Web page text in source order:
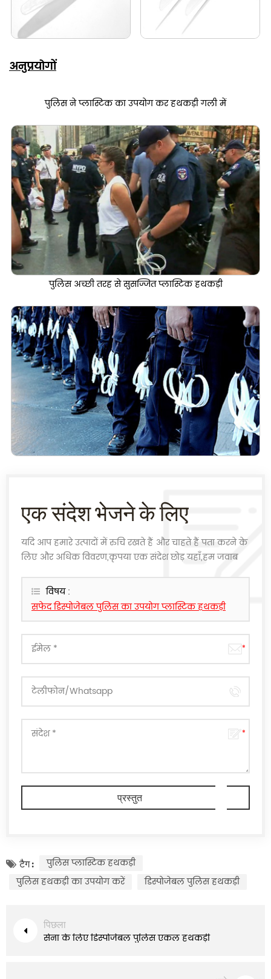
अनुप्रयोगों
पुलिस ने प्लास्टिक का उपयोग कर हथकड़ी गली में
पुलिस अच्छी तरह से सुसज्जित प्लास्टिक हथकड़ी
एक संदेश भेजने के लिए
यदि आप हमारे उत्पादों में रुचि रखते हैं और चाहते हैं पता करने के
लिए और अधिक विवरण,कृपया एक संदेश छोड़ यहाँ,हम जवाब
विषय :
सफेद डिस्पोजेबल पुलिस का उपयोग प्लास्टिक हथकड़ी
टैग :
पुलिस प्लास्टिक हथकड़ी
पुलिस हथकड़ी का उपयोग करें
डिस्पोजेबल पुलिस हथकड़ी
पिछला
सेना के लिए डिस्पोजेबल पुलिस एकल हथकड़ी